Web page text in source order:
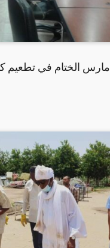
اليوم 21 مارس الختام في